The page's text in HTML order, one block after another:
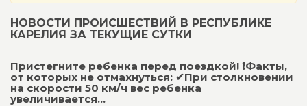
НОВОСТИ ПРОИСШЕСТВИЙ В РЕСПУБЛИКЕ
КАРЕЛИЯ ЗА ТЕКУЩИЕ СУТКИ
Пристегните ребенка перед поездкой! ❗Факты,
от которых не отмахнуться: ✔При столкновении
на скорости 50 км/ч вес ребенка
увеличивается...